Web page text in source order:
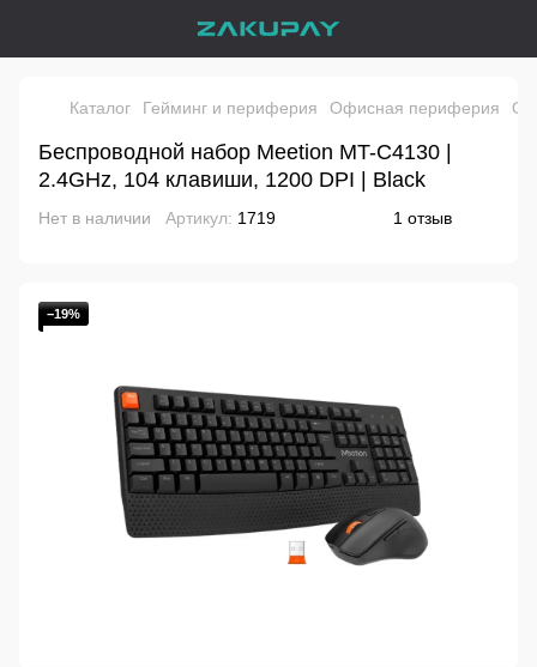
Каталог Гейминг и периферия Офисная периферия
Беспроводной набор Meetion MT-C4130 |
2.4GHz, 104 клавиши, 1200 DPI | Black
Нет в наличии Артикул: 1719 1 отзыв
−19%